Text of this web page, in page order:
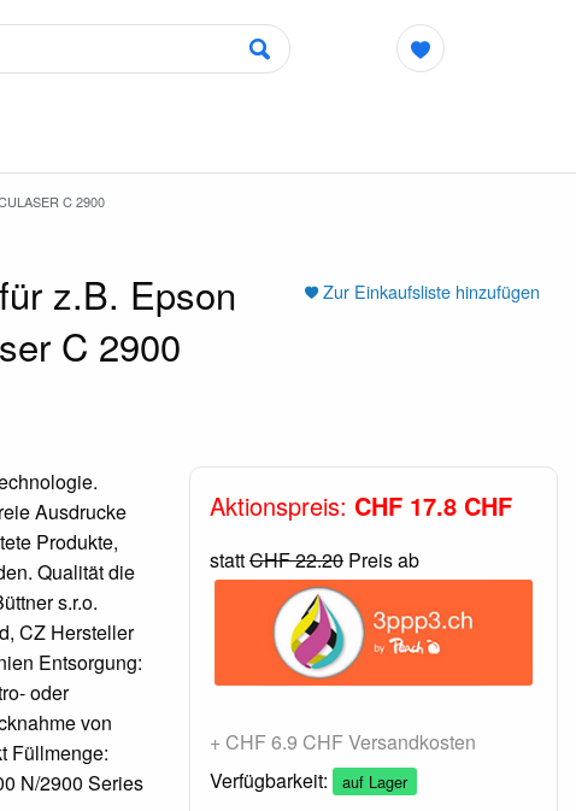
C 2900
Zur Einkaufsliste hinzufügen
z.B. Epson
C 2900
Ausdrucke
Produkte,
Qualität die
s.r.o.
CZ Hersteller
Entsorgung:
oder
von
Füllmenge:
N/2900 Series
Aktionspreis: CHF 17.8 CHF
stattCHF 22.20Preis ab
+ CHF 6.9 CHF Versandkosten
Verfügbarkeit:
auf Lager